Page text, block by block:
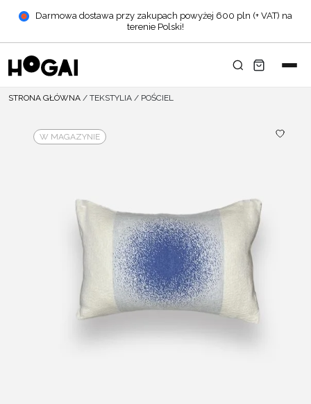
Darmowa dostawa przy zakupach powyżej 600 pln (+ VAT) na
terenie Polski!
STRONA GŁÓWNA / TEKSTYLIA / POŚCIEL
W MAGAZYNIE